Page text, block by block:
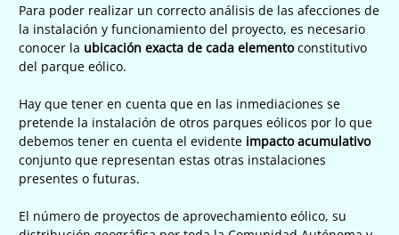
Para poder realizar un correcto análisis de las afecciones de
la instalación y funcionamiento del proyecto, es necesario
conocer la ubicación exacta de cada elementoconstitutivo
del parque eólico.
Hay que tener en cuenta que en las inmediaciones se
pretende la instalación de otros parques eólicos por lo que
debemos tener en cuenta el evidente impacto acumulativo
conjunto que representan estas otras instalaciones
presentes o futuras.
El número de proyectos de aprovechamiento eólico, su